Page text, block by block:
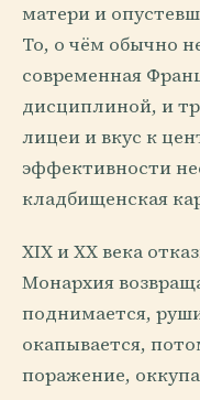
матери и
То, о чём обычно
современная
дисциплиной, и
лицеи и вкус к
эффективности
кладбищенская
XIX и XX века
Монархия
поднимается,
окапывается,
поражение,